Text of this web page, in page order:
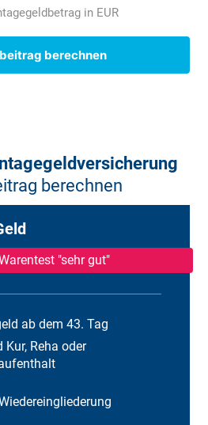
2,4 % Pflegepflichtversicherung für
in EUR
berechnen
berechnen
"sehr gut"
ab dem 43. Tag
Reha oder